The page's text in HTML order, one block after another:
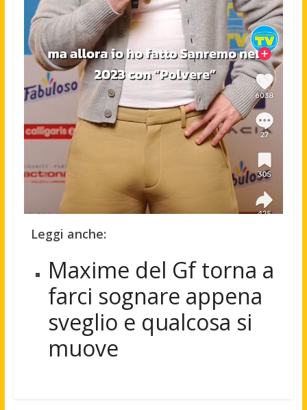
Leggi anche:
Maxime del Gf torna a
farci sognare appena
sveglio e qualcosa si
muove